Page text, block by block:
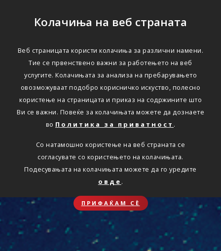
Колачиња на веб страната
Веб страницата користи колачиња за различни намени.
Тие се првенствено важни за работењето на веб
услугите. Колачињата за анализа на пребарувањето
овозможуваат подобро корисничко искуство, полесно
користење на страницата и приказ на содржините што
Ви се важни. Повеќе за колачињата можете да дознаете
во Политика за приватност .
Со натамошно користење на веб страната се
согласувате со користењето на колачињата.
Подесувањата на колачињата можете да го уредите
овде .
ПРИФАЌАМ СЀ